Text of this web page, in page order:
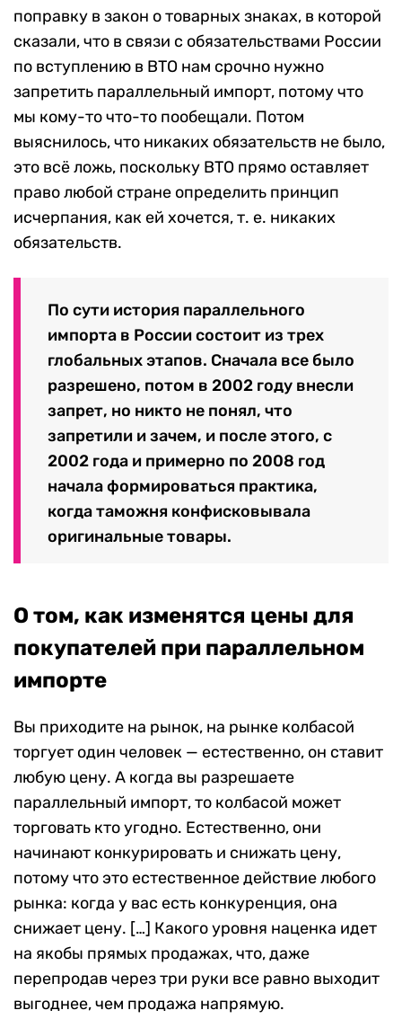
поправку в закон о товарных знаках, в которой
сказали, что в связи с обязательствами России
по вступлению в ВТО нам срочно нужно
запретить параллельный импорт, потому что
мы кому-то что-то пообещали. Потом
выяснилось, что никаких обязательств не было,
это всё ложь, поскольку ВТО прямо оставляет
право любой стране определить принцип
исчерпания, как ей хочется, т. е. никаких
обязательств.
По сути история параллельного
импорта в России состоит из трех
глобальных этапов. Сначала все было
разрешено, потом в 2002 году внесли
запрет, но никто не понял, что
запретили и зачем, и после этого, с
2002 года и примерно по 2008 год
начала формироваться практика,
когда таможня конфисковывала
оригинальные товары.
О том, как изменятся цены для
покупателей при параллельном
импорте
Вы приходите на рынок, на рынке колбасой
торгует один человек — естественно, он ставит
любую цену. А когда вы разрешаете
параллельный импорт, то колбасой может
торговать кто угодно. Естественно, они
начинают конкурировать и снижать цену,
потому что это естественное действие любого
рынка: когда у вас есть конкуренция, она
снижает цену. […] Какого уровня наценка идет
на якобы прямых продажах, что, даже
перепродав через три руки все равно выходит
выгоднее, чем продажа напрямую.